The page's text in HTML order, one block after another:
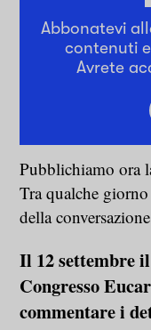
Abbonatevi
contenuti
Avrete
Pubblichiamo ora
Tra qualche
della
Il 12 settembre
Congresso
commentare i